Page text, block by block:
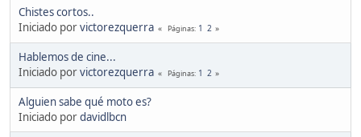
Chistes cortos..
Iniciado porvictorezquerra Páginas 1 2
Hablemos de cine...
Iniciado porvictorezquerra Páginas 1 2
Alguien sabe qué moto es?
Iniciado pordavidlbcn